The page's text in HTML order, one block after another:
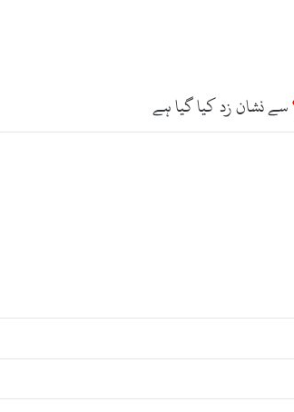
سے نشان زد کیا گیا ہے